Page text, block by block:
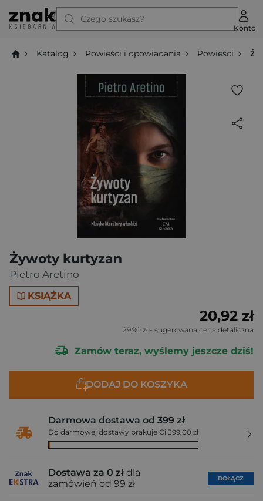
Czego szukasz?
Konto
Katalog Powieści i opowiadania Powieści
Żywoty kurtyzan
Pietro Aretino
KSIĄŻKA
20,92 zł
29,90 zł - sugerowana cena detaliczna
Zamów teraz, wyślemy jeszcze dziś!
DODAJ DO KOSZYKA
Darmowa dostawa od 399 zł
Do darmowej dostawy brakuje Ci 399,00 zł
Dostawa za 0 zł dla
zamówień od 99 zł
DOŁĄCZ